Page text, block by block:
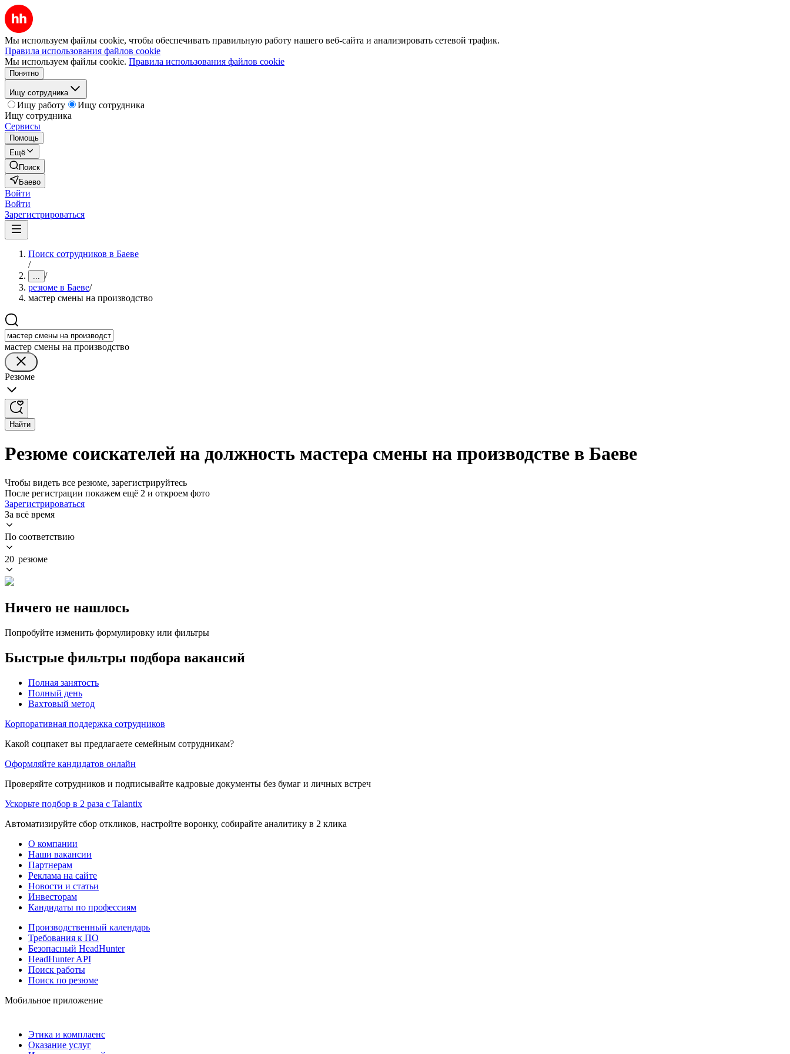
Мы используем файлы cookie, чтобы обеспечивать правильную работу нашего веб-сайта и анализировать сетевой трафик.
Правила использования файлов cookie
Мы используем файлы cookie. Правила использования файлов cookie
Понятно
Ищу сотрудника
Ищу работу
Ищу сотрудника
Ищу сотрудника
Сервисы
Помощь
Ещё
Поиск
Баево
Войти
Войти
Зарегистрироваться
Поиск сотрудников в Баеве
/
... /
резюме в Баеве/
мастер смены на производство
мастер смены на производство
Резюме
Найти
Резюме соискателей на должность мастера смены на производстве в Баеве
Чтобы видеть все резюме, зарегистрируйтесь
После регистрации покажем ещё 2 и откроем фото
Зарегистрироваться
За всё время
По соответствию
20 резюме
Ничего не нашлось
Попробуйте изменить формулировку или фильтры
Быстрые фильтры подбора вакансий
Полная занятость
Полный день
Вахтовый метод
Корпоративная поддержка сотрудников
Какой соцпакет вы предлагаете семейным сотрудникам?
Оформляйте кандидатов онлайн
Проверяйте сотрудников и подписывайте кадровые документы без бумаг и личных встреч
Ускорьте подбор в 2 раза с Talantix
Автоматизируйте сбор откликов, настройте воронку, собирайте аналитику в 2 клика
О компании
Наши вакансии
Партнерам
Реклама на сайте
Новости и статьи
Инвесторам
Кандидаты по профессиям
Производственный календарь
Требования к ПО
Безопасный HeadHunter
HeadHunter API
Поиск работы
Поиск по резюме
Мобильное приложение
Этика и комплаенс
Оказание услуг